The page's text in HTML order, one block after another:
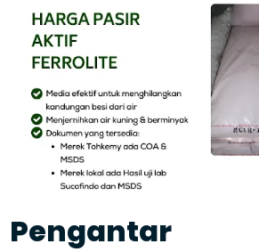
Pengantar